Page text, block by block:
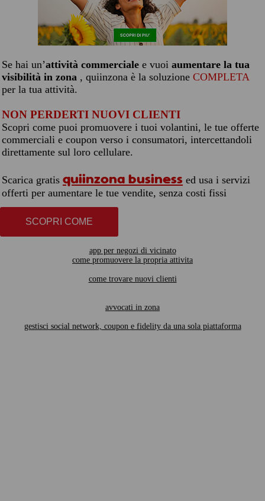
Se hai un’attività commerciale e vuoi aumentare la tua
visibilità in zona , quiinzona è la soluzione COMPLETA
per la tua attività.
NON PERDERTI NUOVI CLIENTI
Scopri come puoi promuovere i tuoi volantini, le tue offerte
commerciali e coupon verso i consumatori, intercettandoli
direttamente sul loro cellulare.
Scarica gratis quiinzona business ed usa i servizi
offerti per aumentare le tue vendite, senza costi fissi
SCOPRI COME
app per negozi di vicinato
come promuovere la propria attivita
come trovare nuovi clienti
avvocati in zona
gestisci social network, coupon e fidelity da una sola piattaforma